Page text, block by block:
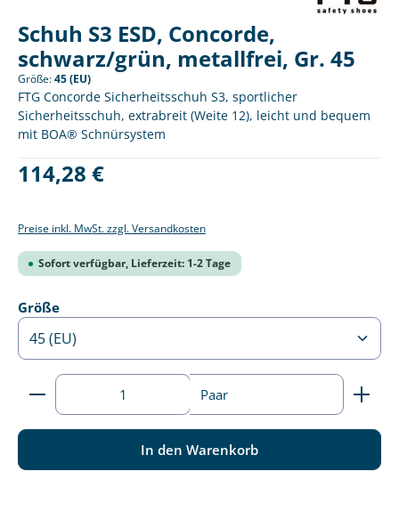
Schuh S3 ESD, Concorde,
schwarz/grün, metallfrei, Gr. 45
Größe:45 (EU)
FTG Concorde Sicherheitsschuh S3, sportlicher
Sicherheitsschuh, extrabreit (Weite 12), leicht und bequem
mit BOA® Schnürsystem
Regulärer Preis:
114,28 €
Preise inkl. MwSt. zzgl. Versandkosten
Sofort verfügbar, Lieferzeit: 1-2 Tage
Größeauswählen
Produkt Anzahl: Gib den gewünschten Wert ein
Paar
In den Warenkorb